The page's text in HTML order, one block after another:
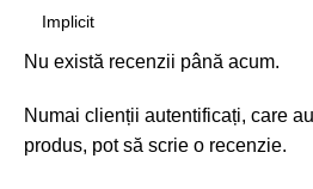
Nu există recenzii până acum.
Numai clienții autentificați, care
produs, pot să scrie o recenzie.